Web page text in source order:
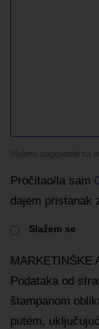
Molimo odgovorite na
Pročitao/la sam
dajem pristanak
Slažem se
MARKETINŠKE
Podataka od
štampanom
putem,